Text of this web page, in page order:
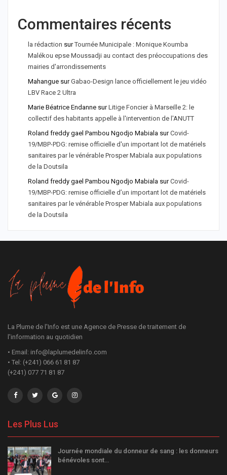
Commentaires récents
la rédaction surTournée Municipale : Monique Koumba
Malékou epse Moussadji au contact des préoccupations des
mairies d'arrondissements
Mahangue surGabao-Design lance officiellement le jeu vidéo
LBV Race 2 Ultra
Marie Béatrice Endanne surLitige Foncier à Marseille 2: le
collectif des habitants appelle à l'intervention de l'ANUTT
Roland freddy gael Pambou Ngodjo Mabiala surCovid-
19/MBP-PDG: remise officielle d'un important lot de matériels
sanitaires par le vénérable Prosper Mabiala aux populations
de la Doutsila
Roland freddy gael Pambou Ngodjo Mabiala surCovid-
19/MBP-PDG: remise officielle d’un important lot de matériels
sanitaires par le vénérable Prosper Mabiala aux populations
de la Doutsila
La Plume de l'Info est une Agence de Presse de traitement de
l'information au quotidien
• Email: info@laplumedelinfo.com
• Tel: (+241) 066 61 81 87
(+241) 077 71 81 87
Les Plus Lus
Journée mondiale du donneur de sang : les donneurs
bénévoles sont…